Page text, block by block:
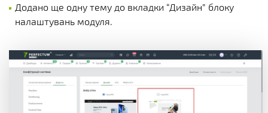
Додано ще одну тему до вкладки “Дизайн” блоку
налаштувань модуля.